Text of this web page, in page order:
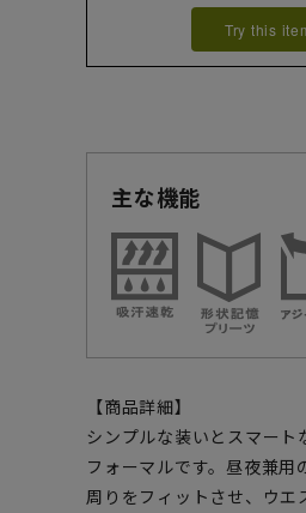
Try this
主な機能
【商品詳細】
シンプルな装いとスマート
フォーマルです。昼夜兼
周りをフィットさせ、ウ